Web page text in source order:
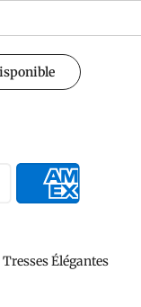
Tresses Élégantes